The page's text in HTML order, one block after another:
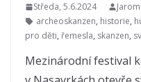
Středa, 5.6.2024
archeoskanzen, historie,
pro děti, řemesla, skanzen,
Mezinárodní festival